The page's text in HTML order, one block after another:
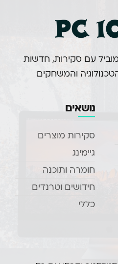
מוביל עם סקירות, חדשות
והמשחקים.
נושאים
סקירות מוצרים
גיימינג
חומרה ותוכנה
חידושים וטרנדים
כללי